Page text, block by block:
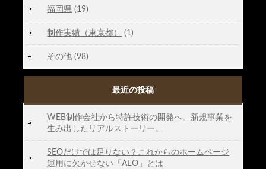
福岡県 (19)
制作実績（東京都） (1)
その他 (98)
最近の投稿
WEB制作会社から特許技術の開発へ。新規事業を
生み出したリアルストーリー。
SEOだけでは足りない？これからのホームページ
運用に欠かせない「AEO」とは